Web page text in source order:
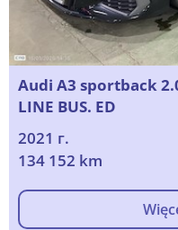
Audi A3 sportback
LINE BUS. ED
2021 г.
134 152 km